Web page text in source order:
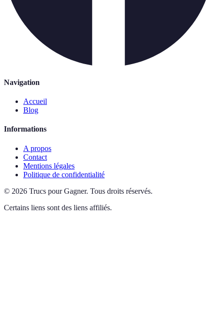
Navigation
Accueil
Blog
Informations
A propos
Contact
Mentions légales
Politique de confidentialité
© 2026 Trucs pour Gagner. Tous droits réservés.
Certains liens sont des liens affiliés.